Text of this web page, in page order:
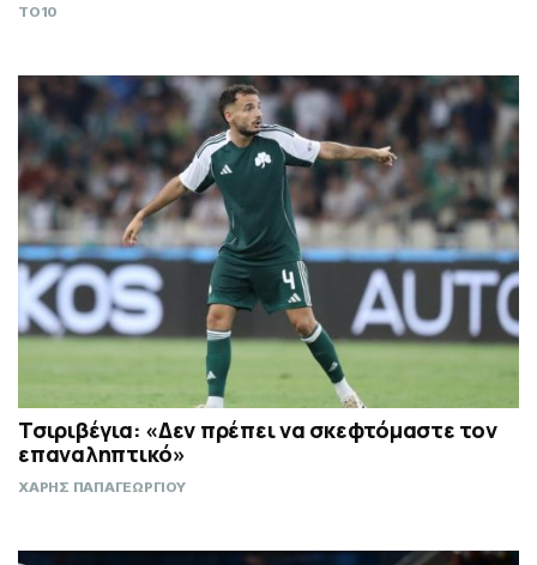
TO10
Τσιριβέγια: «Δεν πρέπει να σκεφτόμαστε τον
επαναληπτικό»
ΧΑΡΗΣ ΠΑΠΑΓΕΩΡΓΙΟΥ